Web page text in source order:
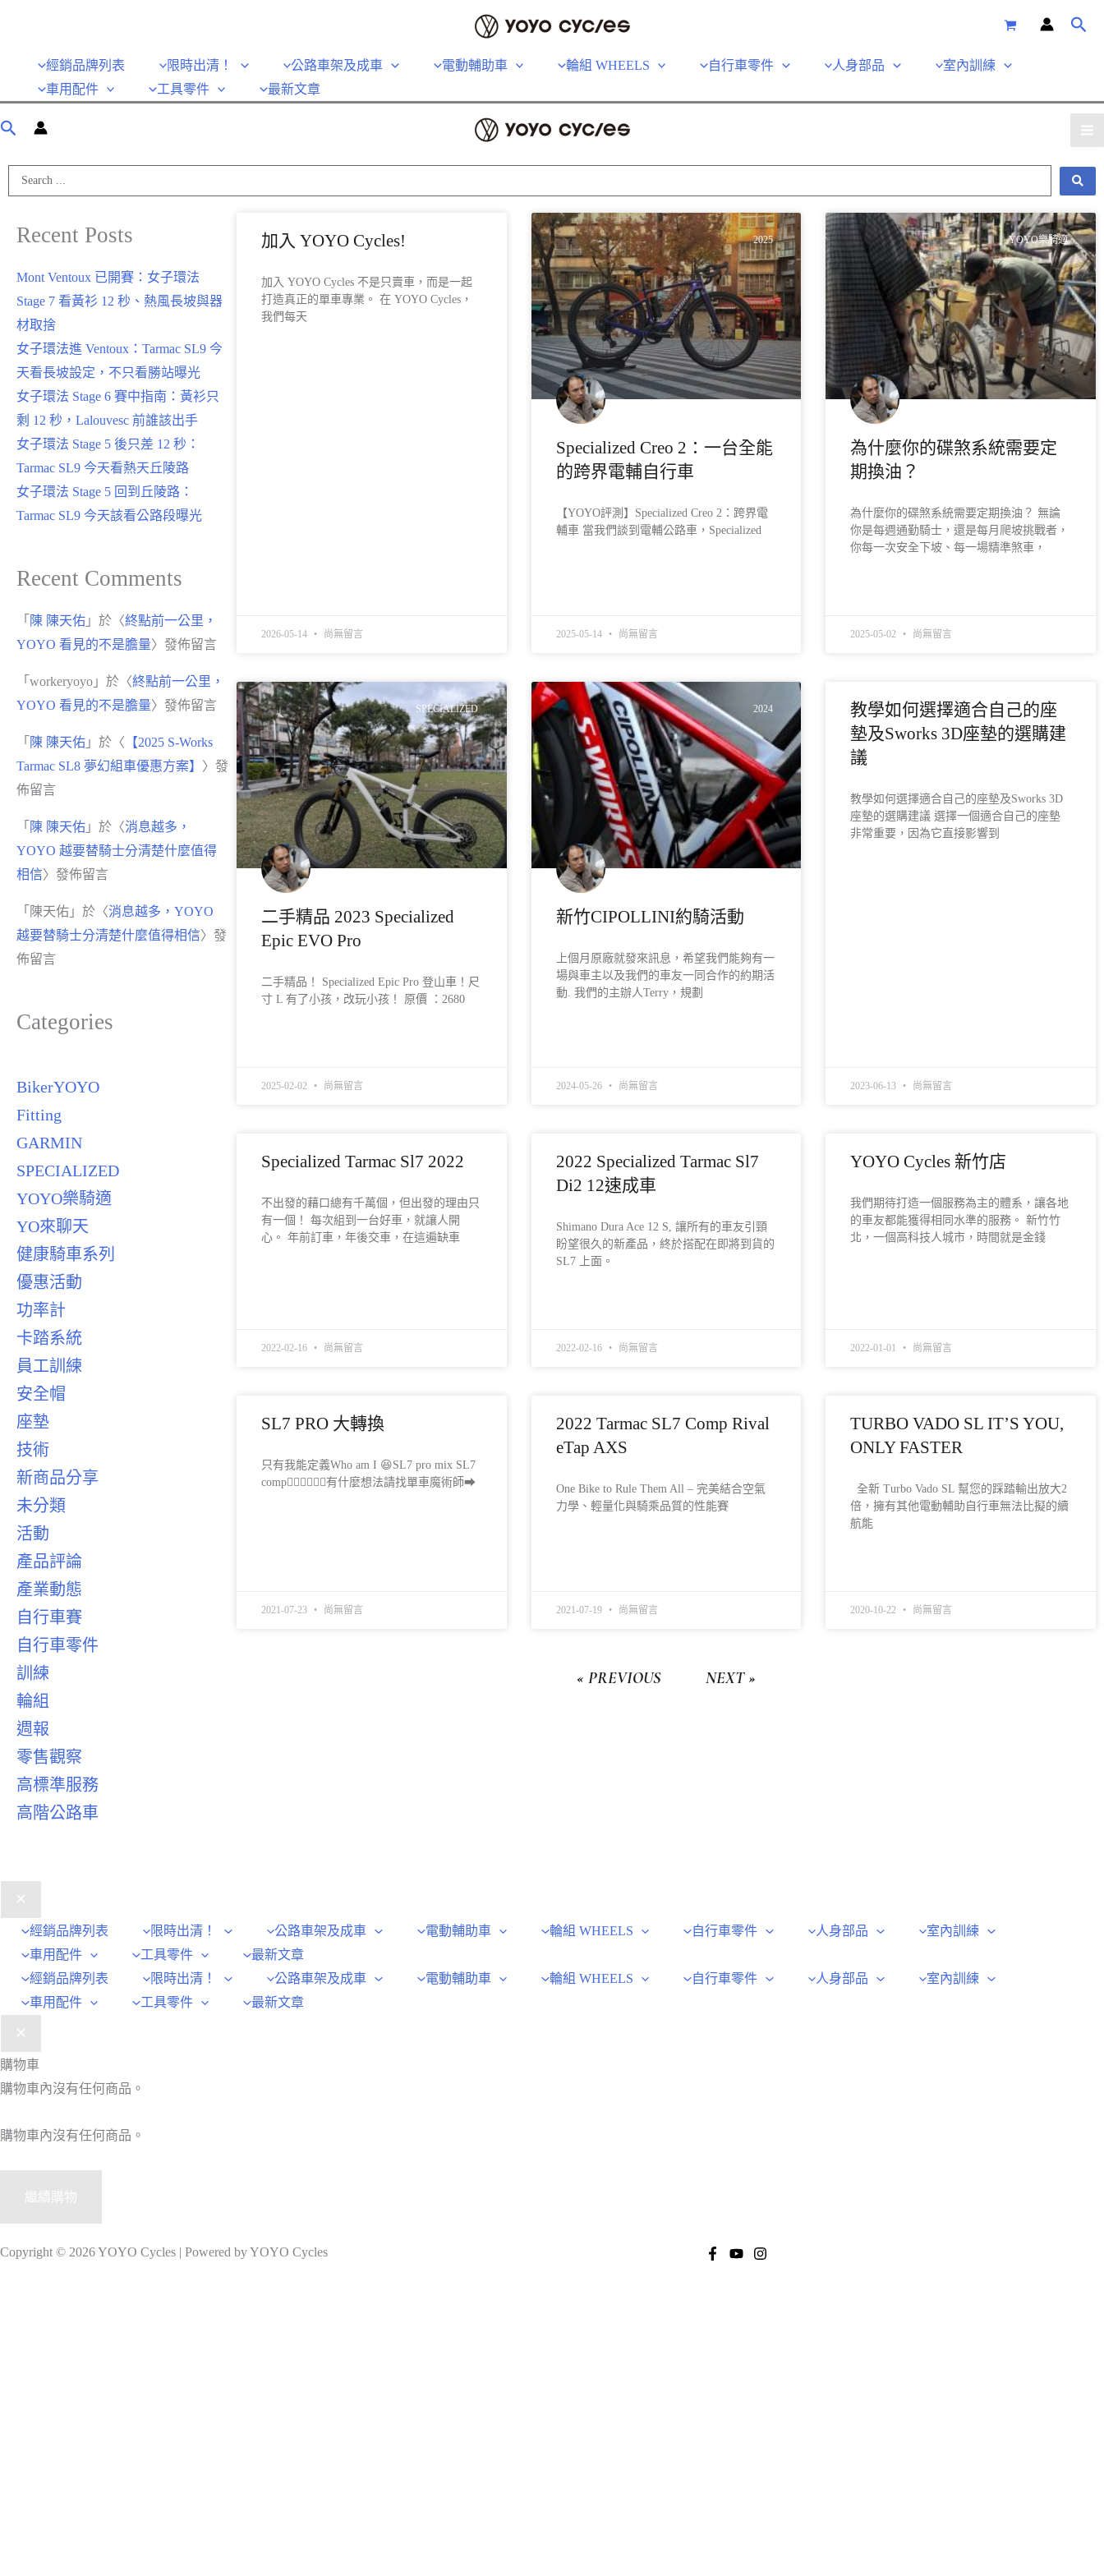
經銷品牌列表 限時出清！ 公路車架及成車 電動輔助車 輪組 WHEELS 自行車零件 人身部品
室內訓練
車用配件
工具零件 最新文章
Recent Posts
Mont Ventoux 已開賽：女子環法
Stage 7 看黃衫 12 秒、熱風長坡與器
材取捨
女子環法進 Ventoux：Tarmac SL9 今
天看長坡設定，不只看勝站曝光
女子環法 Stage 6 賽中指南：黃衫只
剩 12 秒，Lalouvesc 前誰該出手
女子環法 Stage 5 後只差 12 秒：
Tarmac SL9 今天看熱天丘陵路
女子環法 Stage 5 回到丘陵路：
Tarmac SL9 今天該看公路段曝光
Recent Comments
「 陳 陳天佑 」於〈終點前一公里，
YOYO 看見的不是膽量〉發佈留言
「 workeryoyo 」於〈終點前一公里，
YOYO 看見的不是膽量〉發佈留言
「 陳 陳天佑 」於〈 【2025 S-Works
Tarmac SL8 夢幻組車優惠方案】 〉發
佈留言
「 陳 陳天佑 」於〈消息越多，
YOYO 越要替騎士分清楚什麼值得
相信〉發佈留言
「 陳天佑 」於〈消息越多，YOYO
越要替騎士分清楚什麼值得相信〉發
佈留言
Categories
BikerYOYO
Fitting
GARMIN
SPECIALIZED
YOYO樂騎適
YO來聊天
健康騎車系列
優惠活動
功率計
卡踏系統
員工訓練
安全帽
座墊
技術
新商品分享
未分類
活動
產品評論
產業動態
自行車賽
自行車零件
訓練
輪組
週報
零售觀察
高標準服務
高階公路車
加入 YOYO Cycles!
加入 YOYO Cycles 不是只賣車，而是一起
打造真正的單車專業。 在 YOYO Cycles，
我們每天
2026-05-14 尚無留言
2025
Specialized Creo 2：一台全能
的跨界電輔自行車
【YOYO評測】Specialized Creo 2：跨界電
輔車 當我們談到電輔公路車，Specialized
2025-05-14 尚無留言
YOYO樂騎適
為什麼你的碟煞系統需要定
期換油？
為什麼你的碟煞系統需要定期換油？ 無論
你是每週通勤騎士，還是每月爬坡挑戰者，
你每一次安全下坡、每一場精準煞車，
2025-05-02 尚無留言
SPECIALIZED
二手精品 2023 Specialized
Epic EVO Pro
二手精品！ Specialized Epic Pro 登山車！尺
寸 L 有了小孩，改玩小孩！ 原價 ：2680
2025-02-02 尚無留言
2024
新竹CIPOLLINI約騎活動
上個月原廠就發來訊息，希望我們能夠有一
場與車主以及我們的車友一同合作的約期活
動. 我們的主辦人Terry，規劃
2024-05-26 尚無留言
教學如何選擇適合自己的座
墊及Sworks 3D座墊的選購建
議
教學如何選擇適合自己的座墊及Sworks 3D
座墊的選購建議 選擇一個適合自己的座墊
非常重要，因為它直接影響到
2023-06-13 尚無留言
Specialized Tarmac Sl7 2022
不出發的藉口總有千萬個，但出發的理由只
有一個！ 每次組到一台好車，就讓人開
心。 年前訂車，年後交車，在這遍缺車
2022-02-16 尚無留言
2022 Specialized Tarmac Sl7
Di2 12速成車
Shimano Dura Ace 12 S, 讓所有的車友引頸
盼望很久的新產品，終於搭配在即將到貨的
SL7 上面。
2022-02-16 尚無留言
YOYO Cycles 新竹店
我們期待打造一個服務為主的體系，讓各地
的車友都能獲得相同水準的服務。 新竹竹
北，一個高科技人城市，時間就是金錢
2022-01-01 尚無留言
SL7 PRO 大轉換
只有我能定義Who am I 😆SL7 pro mix SL7
comp👌🏽👌🏽👌🏽有什麼想法請找單車魔術師➡
2021-07-23 尚無留言
2022 Tarmac SL7 Comp Rival
eTap AXS
One Bike to Rule Them All – 完美結合空氣
力學、輕量化與騎乘品質的性能賽
2021-07-19 尚無留言
TURBO VADO SL IT’S YOU,
ONLY FASTER
全新 Turbo Vado SL 幫您的踩踏輸出放大2
倍，擁有其他電動輔助自行車無法比擬的續
航能
2020-10-22 尚無留言
« PREVIOUS NEXT »
經銷品牌列表 限時出清！ 公路車架及成車 電動輔助車 輪組 WHEELS 自行車零件 人身部品
室內訓練
車用配件
工具零件
最新文章
經銷品牌列表
限時出清！ 公路車架及成車 電動輔助車 輪組 WHEELS 自行車零件 人身部品
室內訓練
車用配件
工具零件 最新文章
購物車
購物車內沒有任何商品。
購物車內沒有任何商品。
繼續購物
Copyright © 2026 YOYO Cycles | Powered by YOYO Cycles